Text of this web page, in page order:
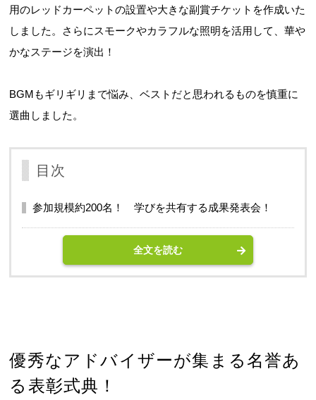
用のレッドカーペットの設置や大きな副賞チケットを作成いた
しました。さらにスモークやカラフルな照明を活用して、華や
かなステージを演出！
BGMもギリギリまで悩み、ベストだと思われるものを慎重に
選曲しました。
目次
参加規模約200名！ 学びを共有する成果発表会！
全文を読む
優秀なアドバイザーが集まる名誉あ
る表彰式典！